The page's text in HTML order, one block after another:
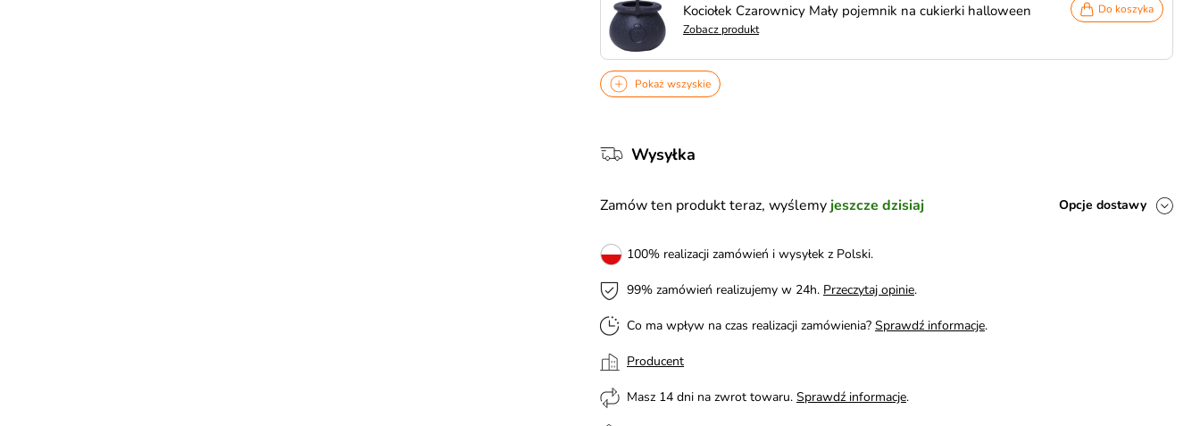
Kociołek Czarownicy Mały pojemnik na cukierki halloween
Zobacz produkt
Do koszyka
Pokaż wszyskie
Wysyłka
Zamów ten produkt teraz, wyślemy jeszcze dzisiaj Opcje dostawy
100% realizacji zamówień i wysyłek z Polski.
99% zamówień realizujemy w 24h. Przeczytaj opinie.
Co ma wpływ na czas realizacji zamówienia? Sprawdź informacje.
Producent
Masz 14 dni na zwrot towaru. Sprawdź informacje.